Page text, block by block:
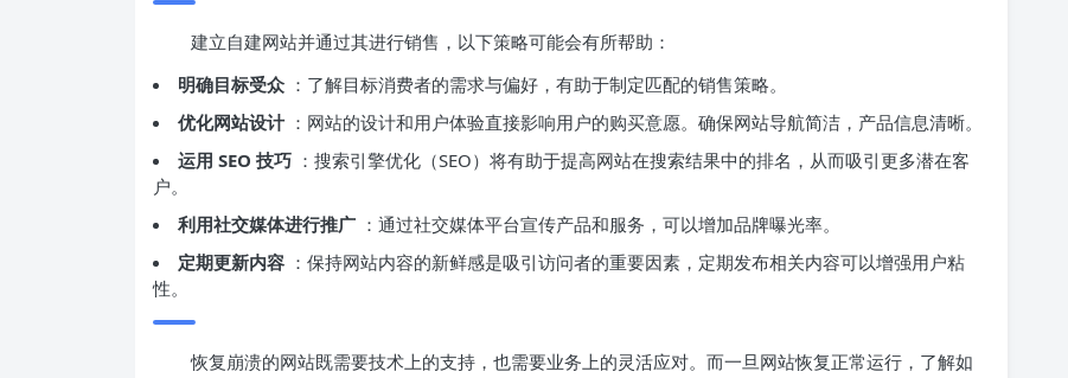
建立自建网站并通过其进行销售，以下策略可能会有所帮助：
明确目标受众 ：了解目标消费者的需求与偏好，有助于制定匹配的销售策略。
优化网站设计 ：网站的设计和用户体验直接影响用户的购买意愿。确保网站导航简洁，产品信息清晰。
运用 SEO 技巧 ：搜索引擎优化（SEO）将有助于提高网站在搜索结果中的排名，从而吸引更多潜在客
户。
利用社交媒体进行推广 ：通过社交媒体平台宣传产品和服务，可以增加品牌曝光率。
定期更新内容 ：保持网站内容的新鲜感是吸引访问者的重要因素，定期发布相关内容可以增强用户粘
性。
恢复崩溃的网站既需要技术上的支持，也需要业务上的灵活应对。而一旦网站恢复正常运行，了解如